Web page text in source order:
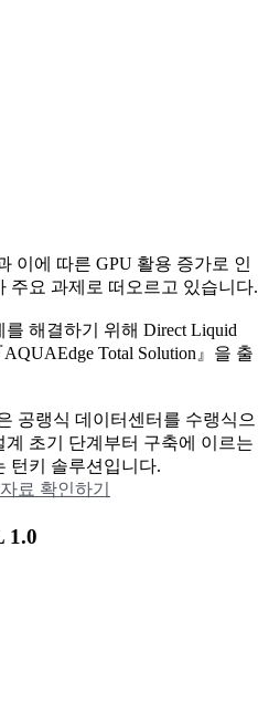
이에 따른 GPU 활용 증가로 인
주요 과제로 떠오르고 있습니다.
해결하기 위해 Direct Liquid
Total Solution』을 출
공랭식 데이터센터를 수랭식으
초기 단계부터 구축에 이르는
턴키 솔루션입니다.
료 확인하기
1.0